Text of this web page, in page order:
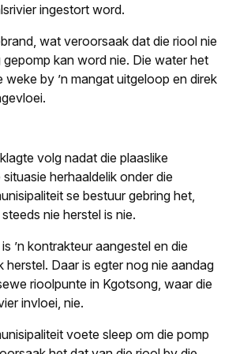
ingestort word.
wat veroorsaak dat die riool nie
gepomp kan word nie. Die water het
by ’n mangat uitgeloop en direk
volg nadat die plaaslike
herhaaldelik onder die
se bestuur gebring het,
nie herstel is nie.
’n kontrakteur aangestel en die
herstel. Daar is egter nog nie aandag
rioolpunte in Kgotsong, waar die
invloei, nie.
voete sleep om die pomp